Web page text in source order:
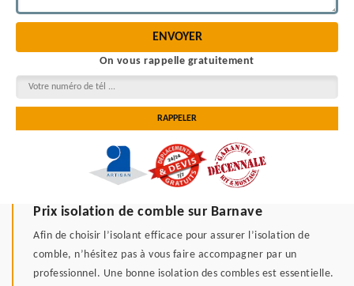
On vous rappelle gratuitement
Prix isolation de comble sur Barnave
Afin de choisir l’isolant efficace pour assurer l’isolation de
comble, n’hésitez pas à vous faire accompagner par un
professionnel. Une bonne isolation des combles est essentielle.